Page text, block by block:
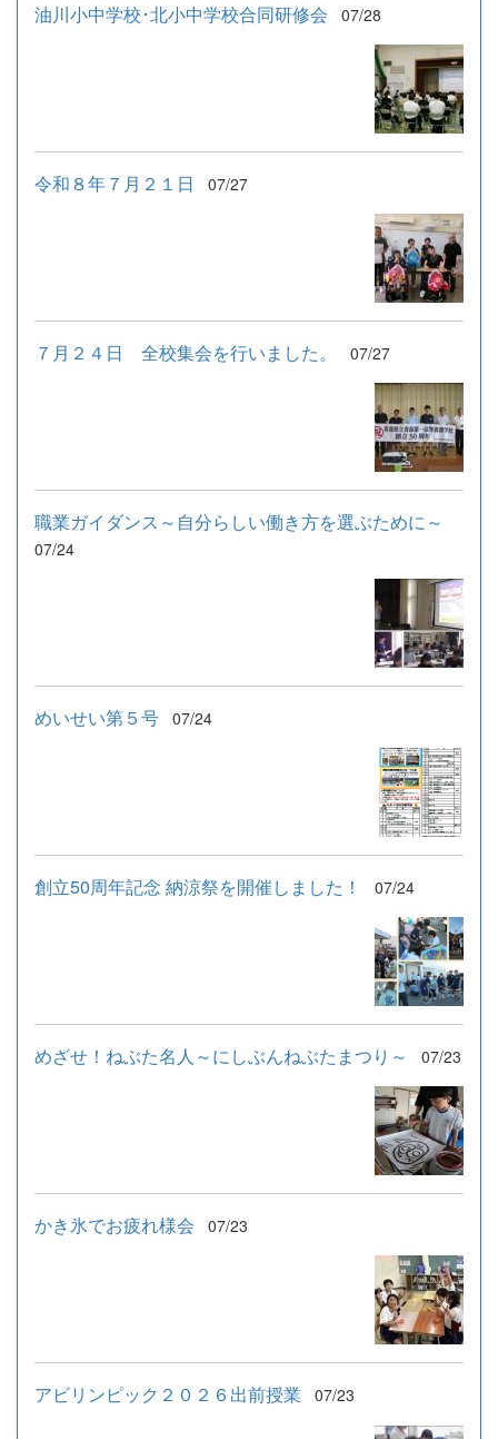
油川小中学校･北小中学校合同研修会 07/28
令和８年７月２１日 07/27
７月２４日 全校集会を行いました。 07/27
職業ガイダンス～自分らしい働き方を選ぶために～
07/24
めいせい第５号 07/24
創立50周年記念 納涼祭を開催しました！ 07/24
めざせ！ねぶた名人～にしぶんねぶたまつり～ 07/23
かき氷でお疲れ様会 07/23
アビリンピック２０２６出前授業 07/23